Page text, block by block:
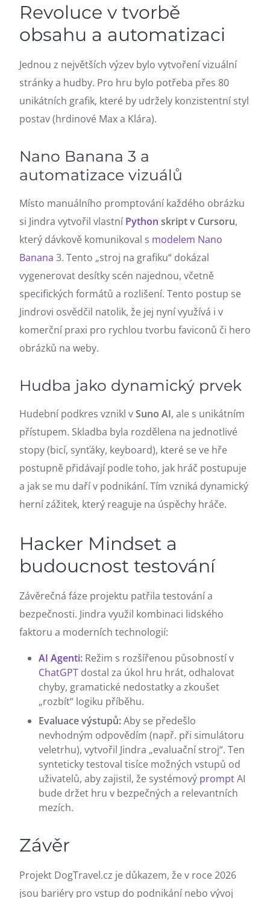
Revoluce v tvorbě
obsahu a automatizaci
Jednou z největších výzev bylo vytvoření vizuální
stránky a hudby. Pro hru bylo potřeba přes 80
unikátních grafik, které by udržely konzistentní styl
postav (hrdinové Max a Klára).
Nano Banana 3 a
automatizace vizuálů
Místo manuálního promptování každého obrázku
si Jindra vytvořil vlastní Python skript v Cursoru,
který dávkově komunikoval s modelem Nano
Banana 3. Tento „stroj na grafiku“ dokázal
vygenerovat desítky scén najednou, včetně
specifických formátů a rozlišení. Tento postup se
Jindrovi osvědčil natolik, že jej nyní využívá i v
komerční praxi pro rychlou tvorbu faviconů či hero
obrázků na weby.
Hudba jako dynamický prvek
Hudební podkres vznikl vSuno AI, ale s unikátním
přístupem. Skladba byla rozdělena na jednotlivé
stopy (bicí, synťáky, keyboard), které se ve hře
postupně přidávají podle toho, jak hráč postupuje
a jak se mu daří v podnikání. Tím vzniká dynamický
herní zážitek, který reaguje na úspěchy hráče.
Hacker Mindset a
budoucnost testování
Závěrečná fáze projektu patřila testování a
bezpečnosti. Jindra využil kombinaci lidského
faktoru a moderních technologií:
AI Agenti: Režim s rozšířenou působností v
ChatGPT dostal za úkol hru hrát, odhalovat
chyby, gramatické nedostatky a zkoušet
„rozbít“ logiku příběhu.
Evaluace výstupů:Aby se předešlo
nevhodným odpovědím (např. při simulátoru
veletrhu), vytvořil Jindra „evaluační stroj“. Ten
synteticky testoval tisíce možných vstupů od
uživatelů, aby zajistil, že systémový promptAI
bude držet hru v bezpečných a relevantních
mezích.
Závěr
Projekt DogTravel.cz je důkazem, že v roce 2026
jsou bariéry pro vstup do podnikání nebo vývoj